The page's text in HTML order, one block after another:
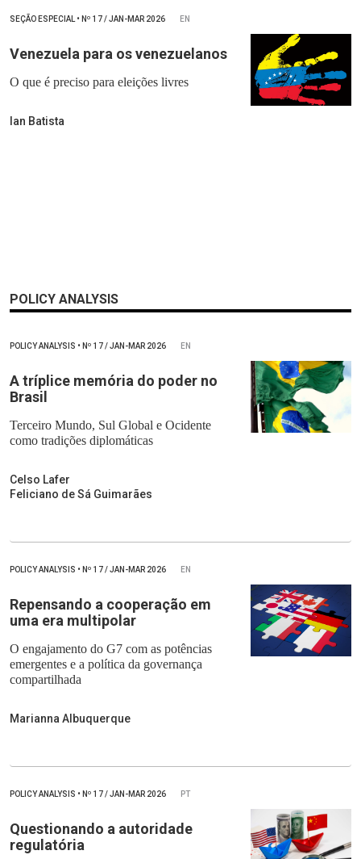
SEÇÃO ESPECIAL • Nº 17 / JAN-MAR 2026 EN
Venezuela para os venezuelanos
O que é preciso para eleições livres
Ian Batista
POLICY ANALYSIS
POLICY ANALYSIS • Nº 17 / JAN-MAR 2026 EN
A tríplice memória do poder no
Brasil
Terceiro Mundo, Sul Global e Ocidente
como tradições diplomáticas
Celso Lafer
Feliciano de Sá Guimarães
POLICY ANALYSIS • Nº 17 / JAN-MAR 2026 EN
Repensando a cooperação em
uma era multipolar
O engajamento do G7 com as potências
emergentes e a política da governança
compartilhada
Marianna Albuquerque
POLICY ANALYSIS • Nº 17 / JAN-MAR 2026 PT
Questionando a autoridade
regulatória